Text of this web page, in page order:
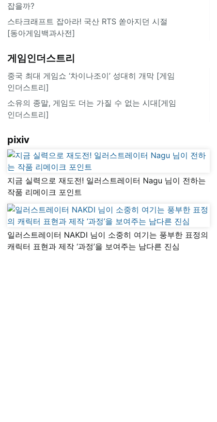
잡을까?
스타크래프트 잡아라! 국산 RTS 쏟아지던 시절
[동아게임백과사전]
게임인더스트리
중국 최대 게임쇼 ‘차이나조이’ 성대히 개막 [게임
인더스트리]
소유의 종말, 게임도 더는 가질 수 없는 시대[게임
인더스트리]
pixiv
지금 실력으로 재도전! 일러스트레이터 Nagu 님이 전하는
작품 리메이크 포인트
일러스트레이터 NAKDI 님이 소중히 여기는 풍부한 표정의
캐릭터 표현과 제작 ‘과정’을 보여주는 남다른 진심